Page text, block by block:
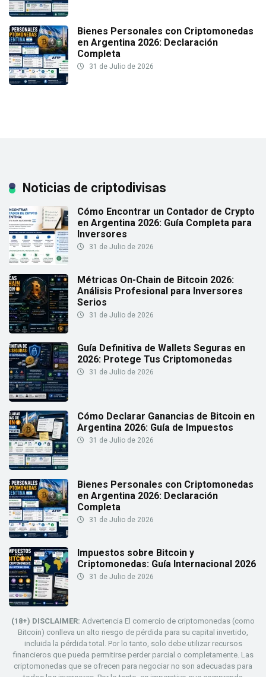
Bienes Personales con Criptomonedas
en Argentina 2026: Declaración
Completa
31 de Julio de 2026
Noticias de criptodivisas
Cómo Encontrar un Contador de Crypto
en Argentina 2026: Guía Completa para
Inversores
31 de Julio de 2026
Métricas On-Chain de Bitcoin 2026:
Análisis Profesional para Inversores
Serios
31 de Julio de 2026
Guía Definitiva de Wallets Seguras en
2026: Protege Tus Criptomonedas
31 de Julio de 2026
Cómo Declarar Ganancias de Bitcoin en
Argentina 2026: Guía de Impuestos
31 de Julio de 2026
Bienes Personales con Criptomonedas
en Argentina 2026: Declaración
Completa
31 de Julio de 2026
Impuestos sobre Bitcoin y
Criptomonedas: Guía Internacional 2026
31 de Julio de 2026
(18+) DISCLAIMER: Advertencia El comercio de criptomonedas (como
Bitcoin) conlleva un alto riesgo de pérdida para su capital invertido,
incluida la pérdida total. Por lo tanto, solo debe utilizar recursos
financieros que pueda permitirse perder parcial o completamente. Las
criptomonedas que se ofrecen para negociar no son adecuadas para